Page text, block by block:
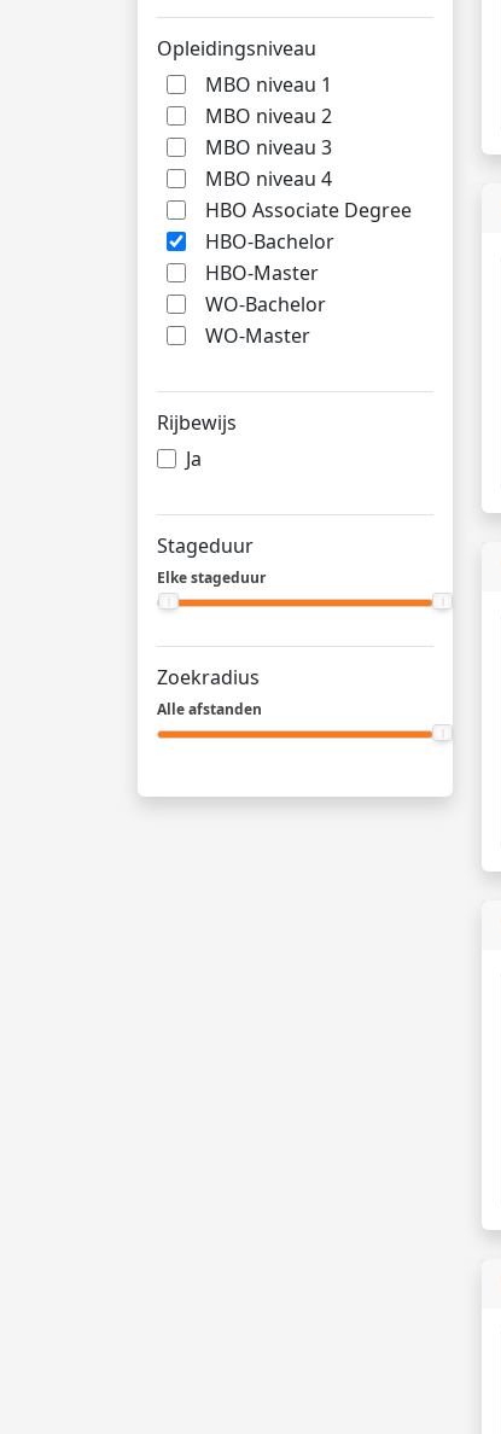
Opleidingsniveau
MBO niveau 1
MBO niveau 2
MBO niveau 3
MBO niveau 4
HBO Associate Degree
HBO-Bachelor
HBO-Master
WO-Bachelor
WO-Master
Rijbewijs
Ja
Stageduur
Elke stageduur
Zoekradius
Alle afstanden